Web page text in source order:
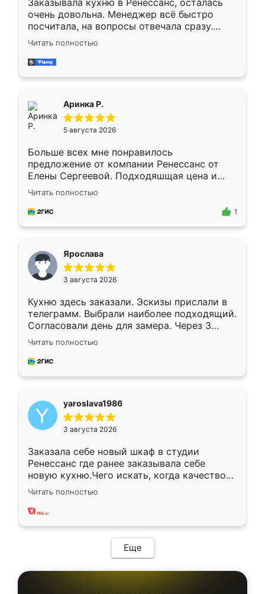
Заказывала кухню в Ренессанс, осталась
очень довольна. Менеджер всё быстро
посчитала, на вопросы отвечала сразу.
Замерщик приехал в субботу, подошёл к
делу со всей ответственностью. Собрали
за день, ребята работали аккуратно, даже
Читать полностью
Аринка Р.
5 августа 2026
Больше всех мне понравилось
предложение от компании Ренессанс от
Елены Сергеевой. Подходяшщая цена и
короткие сроки изготовления. Приехавший
для замера сотрудник Владислав
предложил по моему эскизу самый
Читать полностью
1
Ярослава
3 августа 2026
Кухню здесь заказали. Эскизы прислали в
телеграмм. Выбрали наиболее подходящий.
Согласовали день для замера. Через 3
недели кухня была уже готова. Остались
довольны работой. Спасибо Ренессанс
мебель за качественную работу!
Читать полностью
yaroslava1986
3 августа 2026
Заказала себе новый шкаф в студии
Ренессанс где ранее заказывала себе
новую кухню.Чего искать, когда качеством
вполне довольна. Служит кухня уже почти
два года, нареканий нет.
Читать полностью
Еще